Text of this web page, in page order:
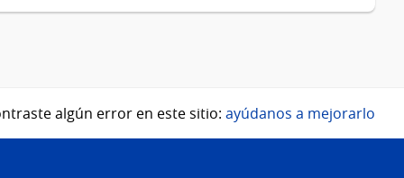
algún error en este sitio: ayúdanos a mejorarlo